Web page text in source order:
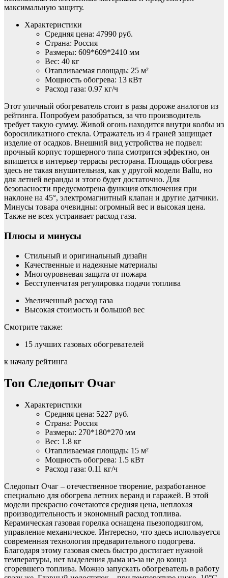
максимальную защиту.
Характеристики
Средняя цена: 47990 руб.
Страна: Россия
Размеры: 609*609*2410 мм
Вес: 40 кг
Отапливаемая площадь: 25 м²
Мощность обогрева: 13 кВт
Расход газа: 0.97 кг/ч
Этот уличный обогреватель стоит в разы дороже аналогов из
рейтинга. Попробуем разобраться, за что производитель
требует такую сумму. Живой огонь находится внутри колбы из
боросиликатного стекла. Отражатель из 4 граней защищает
изделие от осадков. Внешний вид устройства не подвел:
прочный корпус торшерного типа смотрится эффектно, он
впишется в интерьер террасы ресторана. Площадь обогрева
здесь не такая внушительная, как у другой модели Ballu, но
для летней веранды и этого будет достаточно. Для
безопасности предусмотрена функция отключения при
наклоне на 45°, электромагнитный клапан и другие датчики.
Минусы товара очевидны: огромный вес и высокая цена.
Также не всех устраивает расход газа.
Плюсы и минусы
Стильный и оригинальный дизайн
Качественные и надежные материалы
Многоуровневая защита от пожара
Бесступенчатая регулировка подачи топлива
Увеличенный расход газа
Высокая стоимость и большой вес
Смотрите также:
15 лучших газовых обогревателей
к началу рейтинга
Топ Следопыт Очаг
Характеристики
Средняя цена: 5227 руб.
Страна: Россия
Размеры: 270*180*270 мм
Вес: 1.8 кг
Отапливаемая площадь: 15 м²
Мощность обогрева: 1.5 кВт
Расход газа: 0.11 кг/ч
Следопыт Очаг – отечественное творение, разработанное
специально для обогрева летних веранд и гаражей. В этой
модели прекрасно сочетаются средняя цена, неплохая
производительность и экономный расход топлива.
Керамическая газовая горелка оснащена пьезоподжигом,
управление механическое. Интересно, что здесь используется
современная технология предварительного подогрева.
Благодаря этому газовая смесь быстро достигает нужной
температуры, нет выделения дыма из-за не до конца
сгоревшего топлива. Можно запускать обогреватель в работу